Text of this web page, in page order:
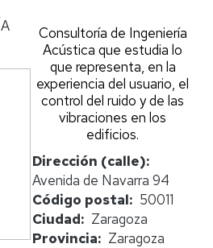
Consultoría de Ingeniería
Acústica que estudia lo
que representa, en la
experiencia del usuario, el
control del ruido y de las
vibraciones en los
edificios.
Dirección (calle)
Avenida de Navarra 94
Código postal
50011
Ciudad
Zaragoza
Provincia
Zaragoza